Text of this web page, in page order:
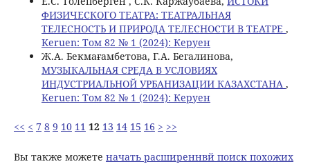
ФИЗИЧЕСКОГО ТЕАТРА: ТЕАТРАЛЬНАЯ
ТЕЛЕСНОСТЬ И ПРИРОДА ТЕЛЕСНОСТИ В ТЕАТРЕ ,
Keruen: Том 82 № 1 (2024): Керуен
Ж.А. Бекмағамбетова, Г.А. Бегалинова,
МУЗЫКАЛЬНАЯ СРЕДА В УСЛОВИЯХ
ИНДУСТРИАЛЬНОЙ УРБАНИЗАЦИИ КАЗАХСТАНА ,
Keruen: Том 82 № 1 (2024): Керуен
<< < 7 8 9 10 11 12 13 14 15 16 > >>
Вы также можете начать расширеннвй поиск похожих